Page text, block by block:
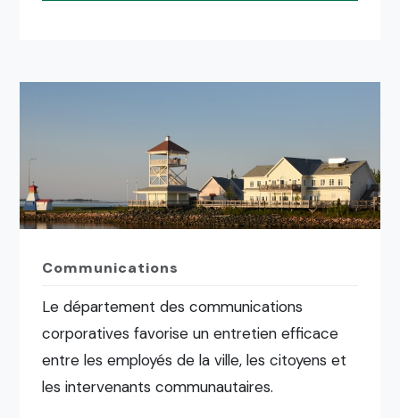
Communications
Le département des communications
corporatives favorise un entretien efficace
entre les employés de la ville, les citoyens et
les intervenants communautaires.